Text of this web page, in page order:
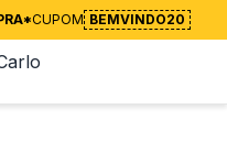
CUPOM BEMVINDO20